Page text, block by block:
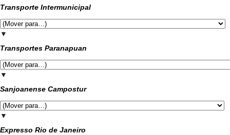
Transporte Intermunicipal
▼
Transportes Paranapuan
▼
Sanjoanense Campostur
▼
Expresso Rio de Janeiro